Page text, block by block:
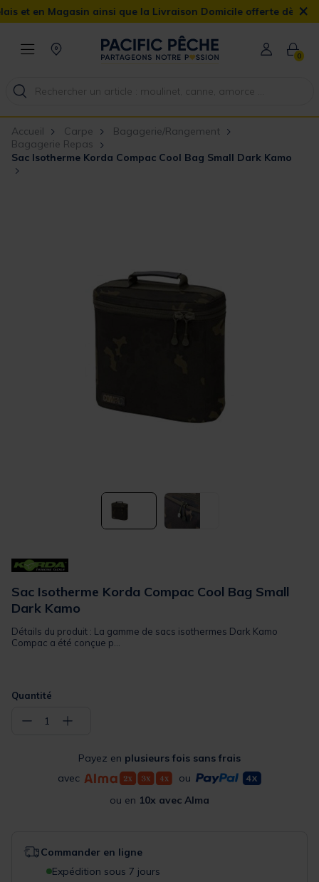
ainsi que la Livraison Domicile offerte dès 90€ ×
0
Accueil Carpe
Bagagerie/Rangement
Bagagerie Repas
Sac Isotherme Korda Compac Cool Bag Small Dark Kamo
Sac Isotherme Korda Compac Cool Bag Small
Dark Kamo
Détails du produit : La gamme de sacs isothermes Dark Kamo
Compac a été conçue p...
Quantité
− 1 +
Payez en plusieurs fois sans frais
avec
ou
ou en 10x avec Alma
Commander en ligne
Expédition sous 7 jours